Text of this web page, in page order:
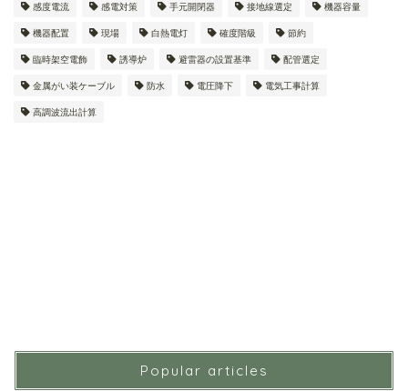
感度電流 感電対策 手元開閉器 接地線選定 機器容量
機器配置 現場 白熱電灯 確度階級 節約
臨時架空電飾 誘導炉 避雷器の設置基準 配管選定
金属がい装ケーブル 防水 電圧降下 電気工事計算
高調波流出計算
Popular articles